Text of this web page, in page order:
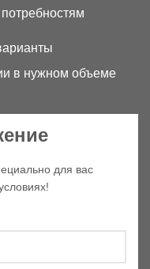
в нужном объеме
для вас